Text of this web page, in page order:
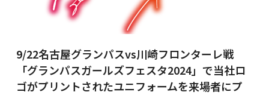
9/22名古屋グランパスvs川崎フロンターレ戦
「グランパスガールズフェスタ2024」で当社ロ
ゴがプリントされたユニフォームを来場者にプ